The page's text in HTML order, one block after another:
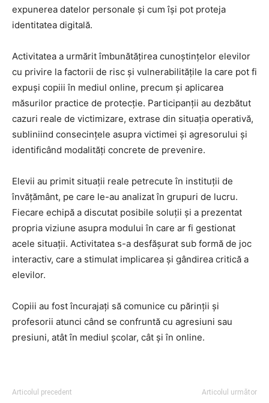
expunerea datelor personale și cum își pot proteja
identitatea digitală.
Activitatea a urmărit îmbunătățirea cunoștințelor elevilor
cu privire la factorii de risc și vulnerabilitățile la care pot fi
expuși copiii în mediul online, precum și aplicarea
măsurilor practice de protecție. Participanții au dezbătut
cazuri reale de victimizare, extrase din situația operativă,
subliniind consecințele asupra victimei și agresorului și
identificând modalități concrete de prevenire.
Elevii au primit situații reale petrecute în instituții de
învățământ, pe care le-au analizat în grupuri de lucru.
Fiecare echipă a discutat posibile soluții și a prezentat
propria viziune asupra modului în care ar fi gestionat
acele situații. Activitatea s-a desfășurat sub formă de joc
interactiv, care a stimulat implicarea și gândirea critică a
elevilor.
Copiii au fost încurajați să comunice cu părinții și
profesorii atunci când se confruntă cu agresiuni sau
presiuni, atât în mediul școlar, cât și în online.
Articolul precedent Articolul următor